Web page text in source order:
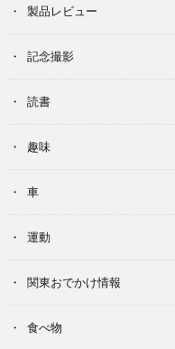
製品レビュー
記念撮影
読書
趣味
車
運動
関東おでかけ情報
食べ物